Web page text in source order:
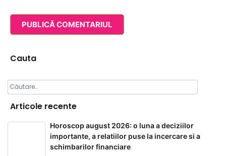
Cauta
Caută
după:
Articole recente
Horoscop august 2026: o luna a deciziilor
importante, a relatiilor puse la incercare si a
schimbarilor financiare